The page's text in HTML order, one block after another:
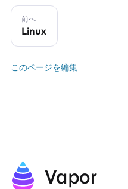
前へ
Linux
このページを編集
Vapor